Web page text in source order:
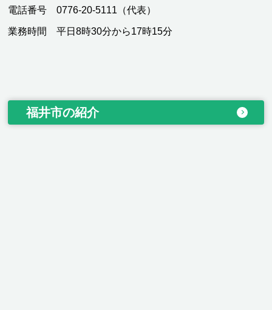
電話番号 0776-20-5111（代表）
業務時間 平日8時30分から17時15分
福井市の紹介